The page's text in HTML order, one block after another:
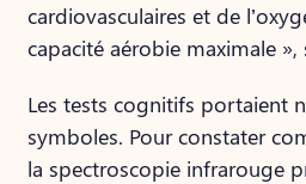
cardiovasculaires et de
capacité aérobie maximale
Les tests cognitifs portaient
symboles. Pour constater
la spectroscopie infrarouge